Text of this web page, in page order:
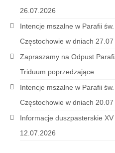
Bierzmowanie
Odpust 2022
Złoty Jubileusz
Pierwsza Komunia
Pierwsza Komunia
Galerie 2021
26.07.2026
Intencje mszalne w Parafii
Częstochowie w dniach 27.07
Zapraszamy na Odpust
Triduum poprzedzające
Intencje mszalne w Parafii
Częstochowie w dniach 20.07
Informacje duszpasterskie XV
12.07.2026